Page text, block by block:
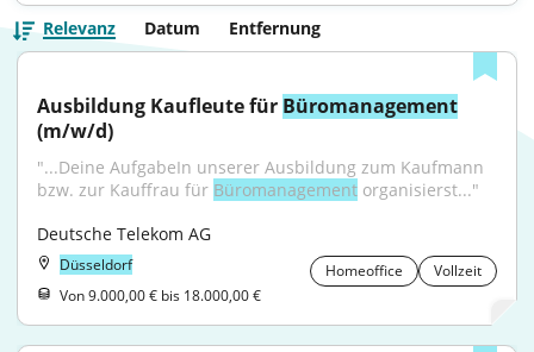
Relevanz Datum Entfernung
Ausbildung Kaufleute für Büromanagement
(m/w/d)
"...Deine AufgabeIn unserer Ausbildung zum Kaufmann
bzw. zur Kauffrau für Büromanagement organisierst..."
Deutsche Telekom AG
Düsseldorf Homeoffice
Vollzeit
Von 9.000,00 € bis 18.000,00 €